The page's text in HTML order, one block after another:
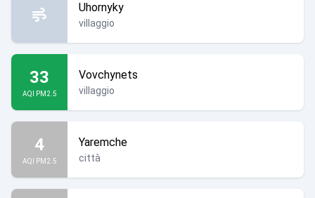
Uhornyky
villaggio
33
AQI PM2.5
Vovchynets
villaggio
4
AQI PM2.5
Yaremche
città